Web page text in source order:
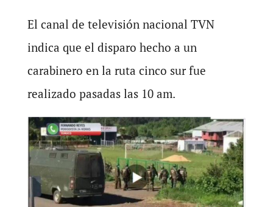
El canal de televisión nacional TVN
indica que el disparo hecho a un
carabinero en la ruta cinco sur fue
realizado pasadas las 10 am.